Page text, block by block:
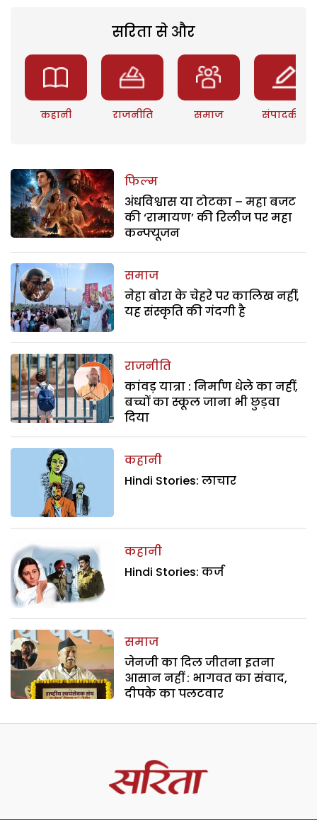
सरिता से और
कहानी राजनीति समाज संपादकीय
फिल्म
अंधविश्वास या टोटका – महा बजट
की ‘रामायण’ की रिलीज पर महा
कन्फ्यूजन
समाज
नेहा बोरा के चेहरे पर कालिख नहीं,
यह संस्कृति की गंदगी है
राजनीति
कांवड़ यात्रा : निर्माण धेले का नहीं,
बच्चों का स्कूल जाना भी छुड़वा
दिया
कहानी
Hindi Stories: लाचार
कहानी
Hindi Stories: कर्ज
समाज
जेनजी का दिल जीतना इतना
आसान नहीं : भागवत का संवाद,
दीपके का पलटवार